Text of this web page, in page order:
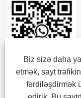
Biz sizə daha
etmək, sayt
fərdiləşdirmək